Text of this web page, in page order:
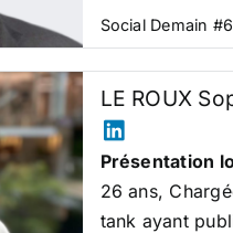
Social Demain
LE ROUX
Présentation
26 ans,
tank ayant